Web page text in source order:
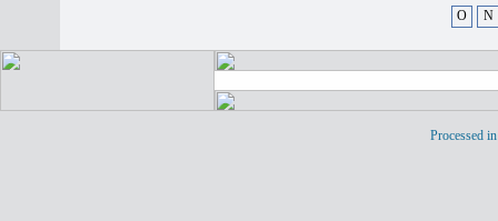
O N
Processed